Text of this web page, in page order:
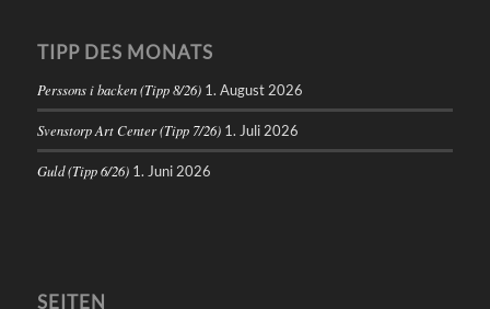
TIPP DES MONATS
Perssons i backen (Tipp 8/26) 1. August 2026
Svenstorp Art Center (Tipp 7/26) 1. Juli 2026
Guld (Tipp 6/26) 1. Juni 2026
SEITEN